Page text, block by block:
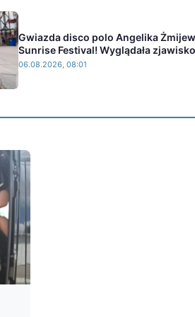
Gwiazda disco polo Angelika
Sunrise Festival! Wyglądała
06.08.2026, 08:01